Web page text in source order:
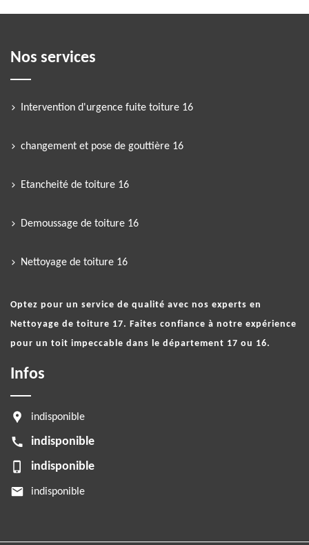
Nos services
Intervention d'urgence fuite toiture 16
changement et pose de gouttière 16
Etancheité de toiture 16
Demoussage de toiture 16
Nettoyage de toiture 16
Optez pour un service de qualité avec nos experts en
Nettoyage de toiture 17. Faites confiance à notre expérience
pour un toit impeccable dans le département 17 ou 16.
Infos
indisponible
indisponible
indisponible
indisponible